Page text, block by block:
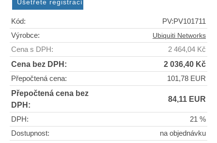
Kód:
PV:PV101711
Výrobce:
Ubiquiti Networks
Cena s DPH: 2 464,04 Kč
Cena bez DPH: 2 036,40 Kč
Přepočtená cena: 101,78 EUR
Přepočtená cena bez
DPH:
84,11 EUR
DPH:
21 %
Dostupnost:
na objednávku